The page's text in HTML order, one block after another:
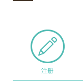
注册